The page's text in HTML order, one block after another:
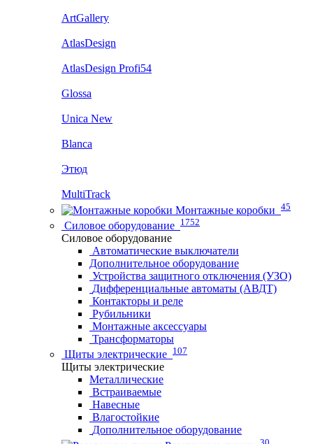
ArtGallery
AtlasDesign
AtlasDesign Profi54
Glossa
Unica New
Blanca
Этюд
MultiTrack
Монтажные коробки 45
Силовое оборудование 1752
Силовое оборудование
Автоматические выключатели
Дополнительное оборудование
Устройства защитного отключения (УЗО)
Дифференциальные автоматы (АВДТ)
Контакторы и реле
Рубильники
Монтажные аксессуары
Трансформаторы
Щиты электрические 107
Щиты электрические
Металлические
Встраиваемые
Навесные
Влагостойкие
Дополнительное оборудование
30